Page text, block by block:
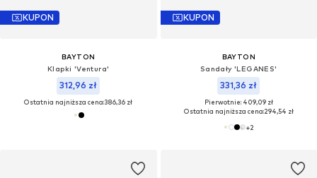
KUPON
BAYTON
Klapki 'Ventura'
312,96 zł
Ostatnia najniższa cena:386,36 zł
KUPON
BAYTON
Sandały 'LEGANES'
331,36 zł
Pierwotnie: 409,09 zł
Ostatnia najniższa cena:294,54 zł
+2